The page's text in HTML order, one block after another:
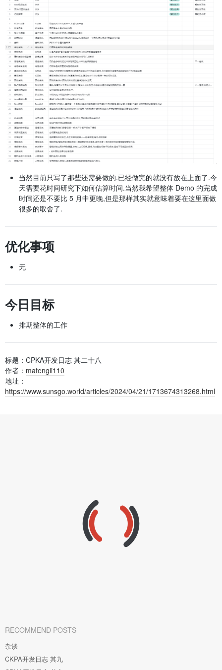
当然目前只写了那些还需要做的.已经做完的就没有放在上面了.今
天需要花时间研究下如何估算时间.当然我希望整体 Demo 的完成
时间还是不要比 5 月中更晚,但是那样其实就意味着要在这里面做
很多的取舍了.
优化事项
无
今日目标
排期整体的工作
标题：CPKA开发日志 其二十八
作者： matengli110
地址：
https://www.sunsgo.world/articles/2024/04/21/1713674313268.html
RECOMMEND POSTS
杂谈
CKPA开发日志 其九